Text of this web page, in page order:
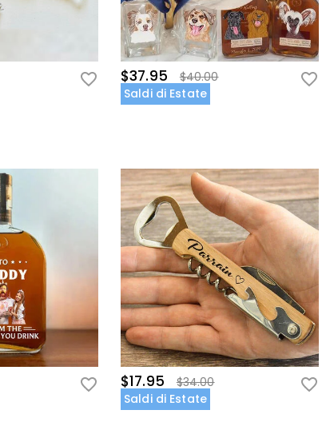
$37.95
$40.00
Saldi di Estate
$17.95
$34.00
Saldi di Estate